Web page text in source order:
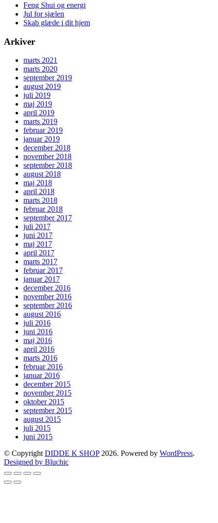
Feng Shui og energi
Jul for sjælen
Skab glæde i dit hjem
Arkiver
marts 2021
marts 2020
september 2019
august 2019
juli 2019
maj 2019
april 2019
marts 2019
februar 2019
januar 2019
december 2018
november 2018
september 2018
august 2018
maj 2018
april 2018
marts 2018
februar 2018
september 2017
juli 2017
juni 2017
maj 2017
april 2017
marts 2017
februar 2017
januar 2017
december 2016
november 2016
september 2016
august 2016
juli 2016
juni 2016
maj 2016
april 2016
marts 2016
februar 2016
januar 2016
december 2015
november 2015
oktober 2015
september 2015
august 2015
juli 2015
juni 2015
© Copyright DIDDE K SHOP2026. Powered by WordPress.
Designed by Bluchic